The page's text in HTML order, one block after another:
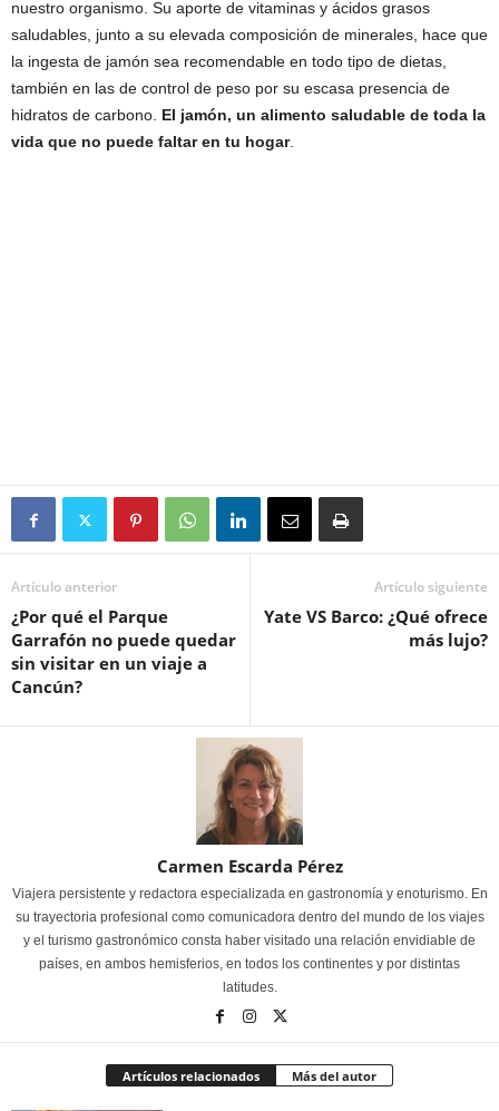
nuestro organismo. Su aporte de vitaminas y ácidos grasos
saludables, junto a su elevada composición de minerales, hace que
la ingesta de jamón sea recomendable en todo tipo de dietas,
también en las de control de peso por su escasa presencia de
hidratos de carbono. El jamón, un alimento saludable de toda la
vida que no puede faltar en tu hogar.
Artículo anterior
¿Por qué el Parque
Garrafón no puede quedar
sin visitar en un viaje a
Cancún?
Artículo siguiente
Yate VS Barco: ¿Qué ofrece
más lujo?
Carmen Escarda Pérez
Viajera persistente y redactora especializada en gastronomía y enoturismo. En
su trayectoria profesional como comunicadora dentro del mundo de los viajes
y el turismo gastronómico consta haber visitado una relación envidiable de
países, en ambos hemisferios, en todos los continentes y por distintas
latitudes.
Artículos relacionados Más del autor